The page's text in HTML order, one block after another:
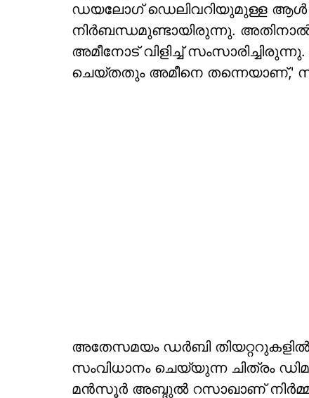
ഡയലോഗ് ഡെലിവറിയുമുള്ള ആൾ
നിർബന്ധമുണ്ടായിരുന്നു.
അമീനോട് വിളിച്ച്
ചെയ്തതും അമീനെ തന്നെയാണ്,'
അതേസമയം ഡർബി
സംവിധാനം ചെയ്യുന്ന ചിത്രം
മൻസൂർ അബ്ദുൽ റസാഖാണ്